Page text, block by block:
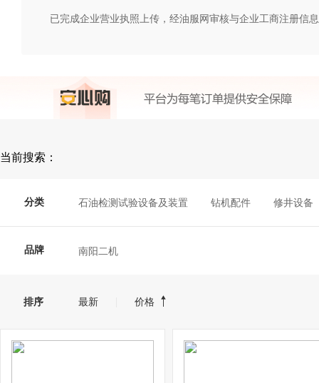
已完成企业营业执照上传，经油服网审核与企业工商注册信
当前搜索：
分类 石油检测试验设备及装置 钻机配件 修井设备
品牌 南阳二机
排序 最新 价格